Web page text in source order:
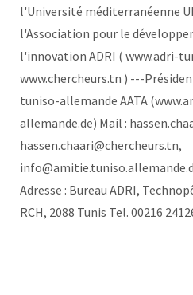
l'Université méditerranéenne
l'Association pour le
l'innovation ADRI ( www.adri-
www.chercheurs.tn ) ---
tuniso-allemande AATA
allemande.de) Mail :
hassen.chaari@chercheurs.tn,
Adresse : Bureau ADRI,
RCH, 2088 Tunis Tel. 00216